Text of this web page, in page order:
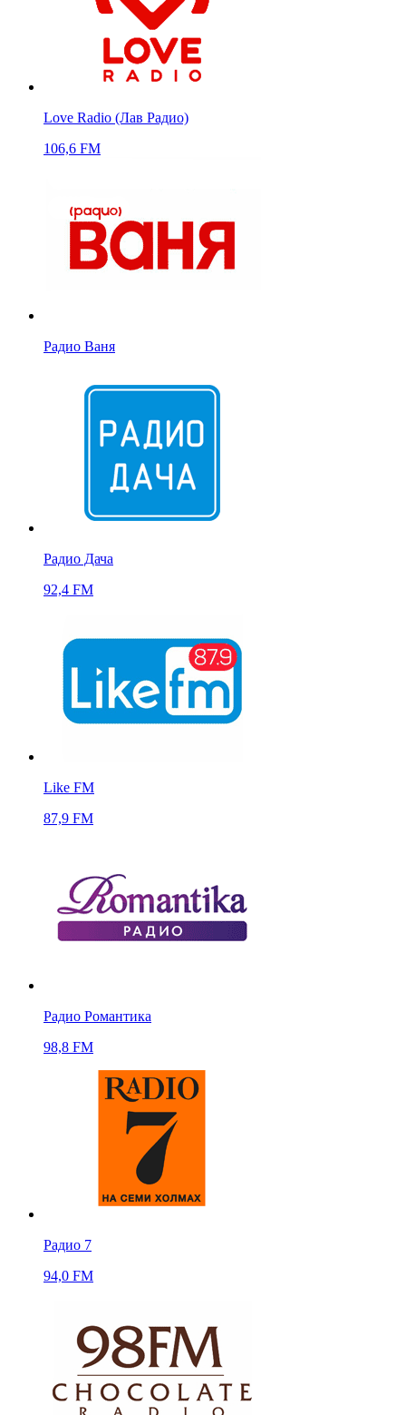
Love Radio (Лав Радио)
106,6 FM
Радио Ваня
Радио Дача
92,4 FM
Like FM
87,9 FM
Радио Романтика
98,8 FM
Радио 7
94,0 FM